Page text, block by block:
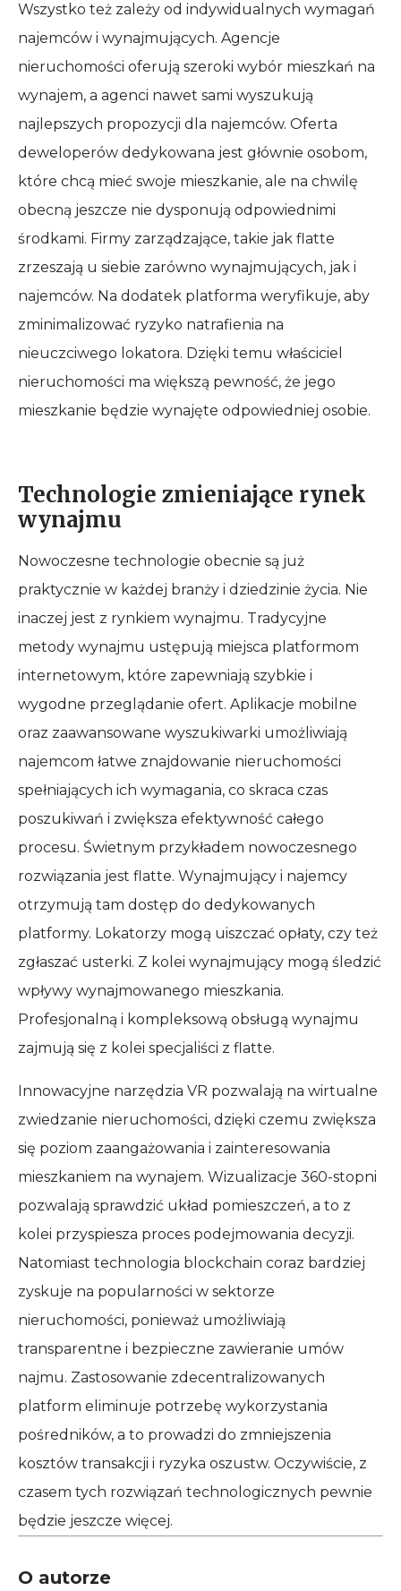
Wszystko też zależy od indywidualnych wymagań
najemców i wynajmujących. Agencje
nieruchomości oferują szeroki wybór mieszkań na
wynajem, a agenci nawet sami wyszukują
najlepszych propozycji dla najemców. Oferta
deweloperów dedykowana jest głównie osobom,
które chcą mieć swoje mieszkanie, ale na chwilę
obecną jeszcze nie dysponują odpowiednimi
środkami. Firmy zarządzające, takie jak flatte
zrzeszają u siebie zarówno wynajmujących, jak i
najemców. Na dodatek platforma weryfikuje, aby
zminimalizować ryzyko natrafienia na
nieuczciwego lokatora. Dzięki temu właściciel
nieruchomości ma większą pewność, że jego
mieszkanie będzie wynajęte odpowiedniej osobie.
Technologie zmieniające rynek
wynajmu
Nowoczesne technologie obecnie są już
praktycznie w każdej branży i dziedzinie życia. Nie
inaczej jest z rynkiem wynajmu. Tradycyjne
metody wynajmu ustępują miejsca platformom
internetowym, które zapewniają szybkie i
wygodne przeglądanie ofert. Aplikacje mobilne
oraz zaawansowane wyszukiwarki umożliwiają
najemcom łatwe znajdowanie nieruchomości
spełniających ich wymagania, co skraca czas
poszukiwań i zwiększa efektywność całego
procesu. Świetnym przykładem nowoczesnego
rozwiązania jest flatte. Wynajmujący i najemcy
otrzymują tam dostęp do dedykowanych
platformy. Lokatorzy mogą uiszczać opłaty, czy też
zgłaszać usterki. Z kolei wynajmujący mogą śledzić
wpływy wynajmowanego mieszkania.
Profesjonalną i kompleksową obsługą wynajmu
zajmują się z kolei specjaliści z flatte.
Innowacyjne narzędzia VR pozwalają na wirtualne
zwiedzanie nieruchomości, dzięki czemu zwiększa
się poziom zaangażowania i zainteresowania
mieszkaniem na wynajem. Wizualizacje 360-stopni
pozwalają sprawdzić układ pomieszczeń, a to z
kolei przyspiesza proces podejmowania decyzji.
Natomiast technologia blockchain coraz bardziej
zyskuje na popularności w sektorze
nieruchomości, ponieważ umożliwiają
transparentne i bezpieczne zawieranie umów
najmu. Zastosowanie zdecentralizowanych
platform eliminuje potrzebę wykorzystania
pośredników, a to prowadzi do zmniejszenia
kosztów transakcji i ryzyka oszustw. Oczywiście, z
czasem tych rozwiązań technologicznych pewnie
będzie jeszcze więcej.
O autorze